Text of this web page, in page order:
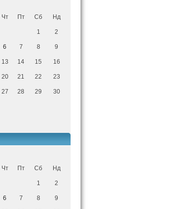
Чт Пт Сб Нд
1 2
6 7 8 9
13 14 15 16
20 21 22 23
27 28 29 30
Чт Пт Сб Нд
1 2
6 7 8 9